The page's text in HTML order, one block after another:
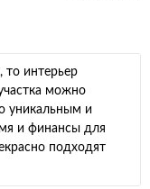
то интерьер
можно
уникальным и
и финансы для
подходят